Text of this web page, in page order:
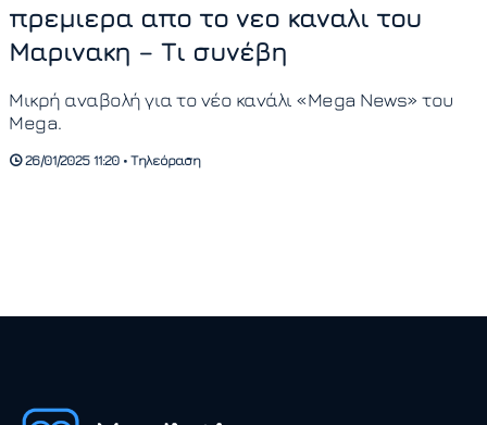
πρεμιερα απο το νεο καναλι του
Μαρινακη – Τι συνέβη
Μικρή αναβολή για το νέο κανάλι «Mega News» του
Mega.
26/01/2025 11:20 • Τηλεόραση